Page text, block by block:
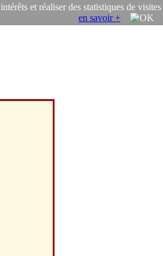
et réaliser des statistiques de visites
en savoir +